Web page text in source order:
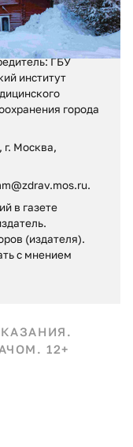
в сфере
и массовых
ГБУ
институт
города
г. Москва,
в газете
(издателя).
c мнением
12+